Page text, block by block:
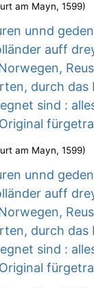
am Mayn, 1599)
unnd
auff
durch das
sind :
am Mayn, 1599)
unnd
auff
durch das
sind :